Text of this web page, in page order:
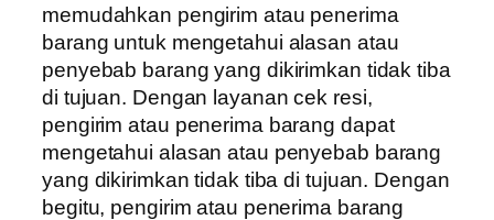
memudahkan pengirim atau penerima
barang untuk mengetahui alasan atau
penyebab barang yang dikirimkan tidak tiba
di tujuan. Dengan layanan cek resi,
pengirim atau penerima barang dapat
mengetahui alasan atau penyebab barang
yang dikirimkan tidak tiba di tujuan. Dengan
begitu, pengirim atau penerima barang